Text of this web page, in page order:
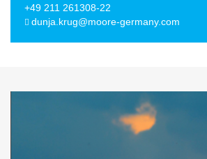
+49 211 261308-22
dunja.krug@moore-germany.com